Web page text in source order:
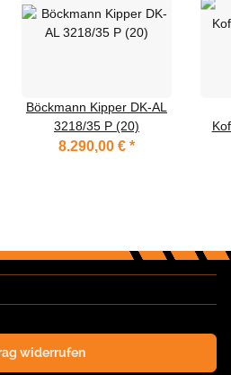
Böckmann Kipper DK-AL
3218/35 P (20)
8.290,00 € *
widerrufen